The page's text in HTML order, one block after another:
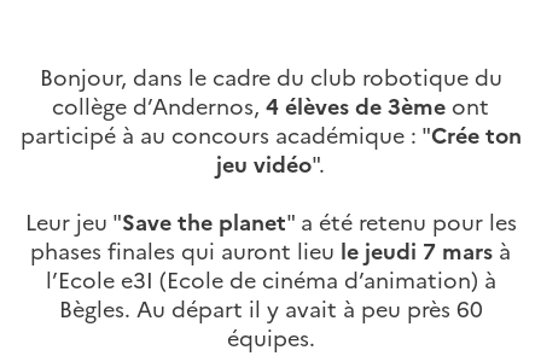
Bonjour, dans le cadre du club robotique du
collège d’Andernos, 4 élèves de 3ème ont
participé à au concours académique : "Crée ton
jeu vidéo".
Leur jeu "Save the planet" a été retenu pour les
phases finales qui auront lieu le jeudi 7 mars à
l’Ecole e3I (Ecole de cinéma d’animation) à
Bègles. Au départ il y avait à peu près 60
équipes.